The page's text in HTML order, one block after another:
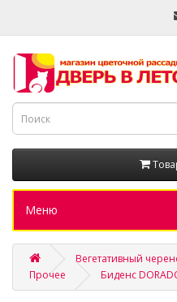
Меню
Вегетативный
Прочее
Биденс